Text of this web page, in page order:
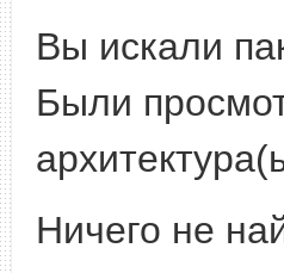
Вы искали
Были
Ничего не